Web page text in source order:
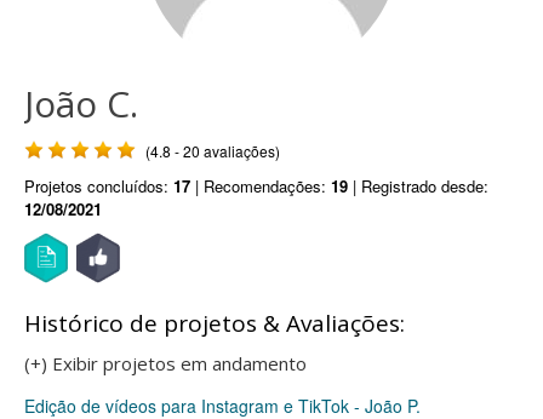
João C.
(4.8 - 20 avaliações)
Projetos concluídos: 17 | Recomendações: 19 | Registrado desde:
12/08/2021
Histórico de projetos & Avaliações:
(+) Exibir projetos em andamento
Edição de vídeos para Instagram e TikTok - João P.